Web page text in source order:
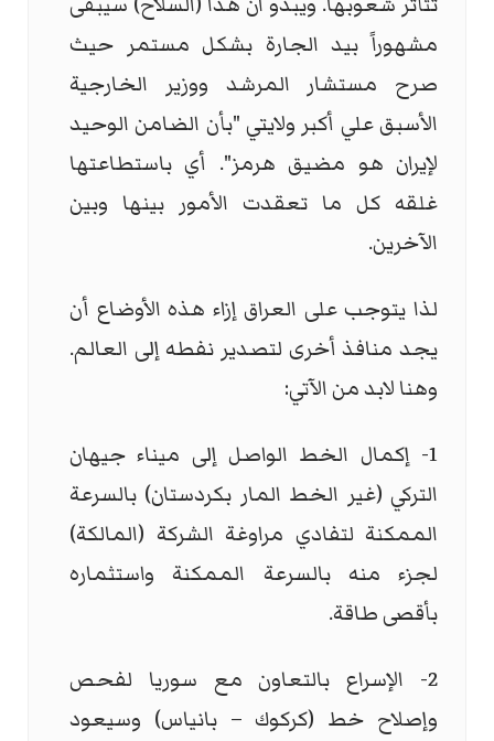
مشهوراً بيد الجارة بشكل مستمر حيث
صرح مستشار المرشد ووزير الخارجية
الأسبق علي أكبر ولايتي "بأن الضامن الوحيد
لإيران هو مضيق هرمز". أي باستطاعتها
غلقه كل ما تعقدت الأمور بينها وبين
الآخرين.
لذا يتوجب على العراق إزاء هذه الأوضاع أن
يجد منافذ أخرى لتصدير نفطه إلى العالم.
وهنا لابد من الآتي:
1- إكمال الخط الواصل إلى ميناء جيهان
التركي (غير الخط المار بكردستان) بالسرعة
الممكنة لتفادي مراوغة الشركة (المالكة)
لجزء منه بالسرعة الممكنة واستثماره
بأقصى طاقة.
2- الإسراع بالتعاون مع سوريا لفحص
وإصلاح خط (كركوك – بانياس) وسيعود